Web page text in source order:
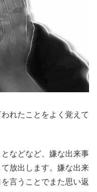
れたことをよく覚えて
などなど、嫌な出来事
放出します。嫌な出来
言うことでまた思い返